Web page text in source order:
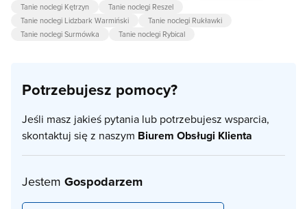
Tanie noclegi Kętrzyn
Tanie noclegi Reszel
Tanie noclegi Lidzbark Warmiński
Tanie noclegi Rukławki
Tanie noclegi Surmówka
Tanie noclegi Rybical
Potrzebujesz pomocy?
Jeśli masz jakieś pytania lub potrzebujesz wsparcia,
skontaktuj się z naszym Biurem Obsługi Klienta
Jestem Gospodarzem